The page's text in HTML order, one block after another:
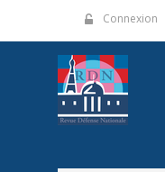
Connexion